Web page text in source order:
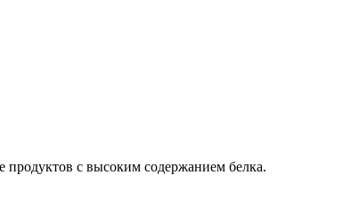
продуктов с высоким содержанием белка.